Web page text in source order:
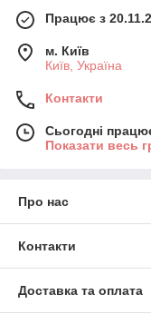
Працює з
м. Київ
Київ, Україна
Контакти
Сьогодні
Показати весь
Про нас
Контакти
Доставка та оплата